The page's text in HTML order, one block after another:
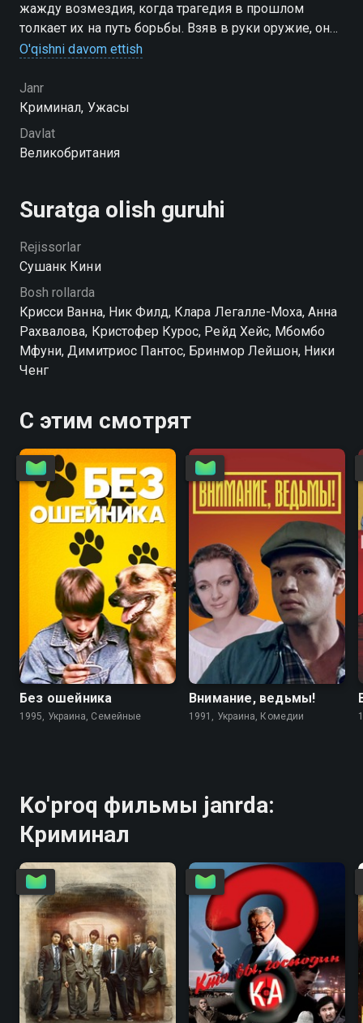
жажду возмездия, когда трагедия в прошлом
толкает их на путь борьбы. Взяв в руки оружие, они
становятся инструментом правосудия в руках
выполнить опасную миссию — раскрыть правду о
массовой резне в детском доме, произошедшей в
1992 году.
O'qishni davom ettish
Janr
Криминал, Ужасы
Davlat
Великобритания
Suratga olish guruhi
Rejissorlar
Сушанк Кини
Bosh rollarda
Крисси Ванна, Ник Филд, Клара Легалле-Моха, Анна
Рахвалова, Кристофер Курос, Рейд Хейс, Мбомбо
Мфуни, Димитриос Пантос, Бринмор Лейшон, Ники
Ченг
С этим смотрят
6.7 4.6
Без ошейника
1995, Украина, Семейные
5.6
Внимание, ведьмы!
1991, Украина, Комедии
Ko'proq фильмы janrda:
Криминал